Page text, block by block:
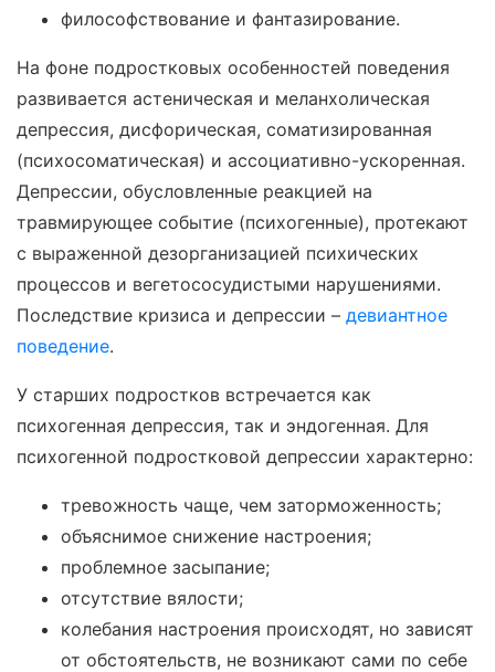
философствование и фантазирование.
На фоне подростковых особенностей поведения
развивается астеническая и меланхолическая
депрессия, дисфорическая, соматизированная
(психосоматическая) и ассоциативно-ускоренная.
Депрессии, обусловленные реакцией на
травмирующее событие (психогенные), протекают
с выраженной дезорганизацией психических
процессов и вегетососудистыми нарушениями.
Последствие кризиса и депрессии – девиантное
поведение.
У старших подростков встречается как
психогенная депрессия, так и эндогенная. Для
психогенной подростковой депрессии характерно:
тревожность чаще, чем заторможенность;
объяснимое снижение настроения;
проблемное засыпание;
отсутствие вялости;
колебания настроения происходят, но зависят
от обстоятельств, не возникают сами по себе